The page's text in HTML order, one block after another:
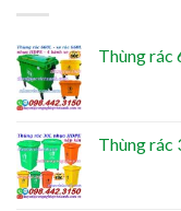
Thùng rác
Thùng rác